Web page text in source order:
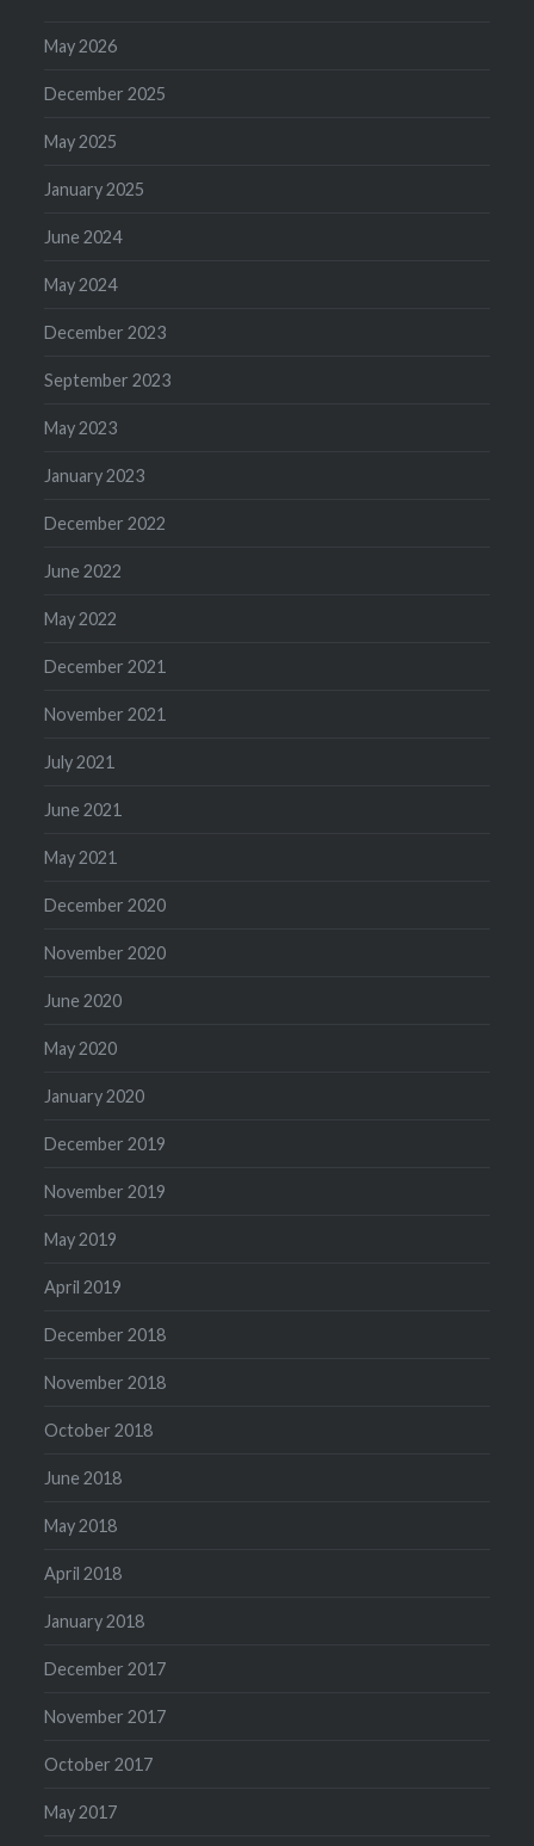
May 2026
December 2025
May 2025
January 2025
June 2024
May 2024
December 2023
September 2023
May 2023
January 2023
December 2022
June 2022
May 2022
December 2021
November 2021
July 2021
June 2021
May 2021
December 2020
November 2020
June 2020
May 2020
January 2020
December 2019
November 2019
May 2019
April 2019
December 2018
November 2018
October 2018
June 2018
May 2018
April 2018
January 2018
December 2017
November 2017
October 2017
May 2017